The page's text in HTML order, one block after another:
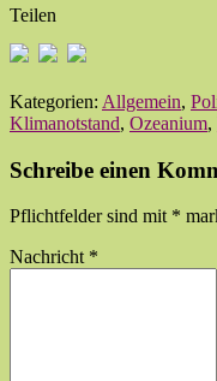
Teilen
Kategorien: Allgemein,
Klimanotstand, Ozeanium,
Schreibe einen
Pflichtfelder sind mit *
Nachricht *